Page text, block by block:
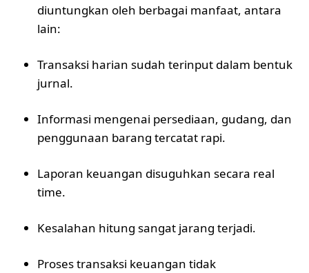
diuntungkan oleh berbagai manfaat, antara
lain:
Transaksi harian sudah terinput dalam bentuk
jurnal.
Informasi mengenai persediaan, gudang, dan
penggunaan barang tercatat rapi.
Laporan keuangan disuguhkan secara real
time.
Kesalahan hitung sangat jarang terjadi.
Proses transaksi keuangan tidak